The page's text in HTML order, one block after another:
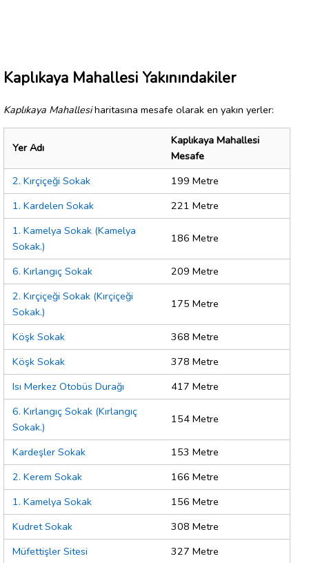
Kaplıkaya Mahallesi Yakınındakiler
Kaplıkaya Mahallesiharitasına mesafe olarak en yakın yerler:
Yer Adı
Kaplıkaya Mahallesi
Mesafe
2. Kırçiçeği Sokak
199 Metre
1. Kardelen Sokak
221 Metre
1. Kamelya Sokak (Kamelya
Sokak.)
186 Metre
6. Kırlangıç Sokak
209 Metre
2. Kırçiçeği Sokak (Kırçiçeği
Sokak.)
175 Metre
Köşk Sokak
368 Metre
Köşk Sokak
378 Metre
Isı Merkez Otobüs Durağı
417 Metre
6. Kırlangıç Sokak (Kırlangıç
Sokak.)
154 Metre
Kardeşler Sokak
153 Metre
2. Kerem Sokak
166 Metre
1. Kamelya Sokak
156 Metre
Kudret Sokak
308 Metre
Müfettişler Sitesi
327 Metre